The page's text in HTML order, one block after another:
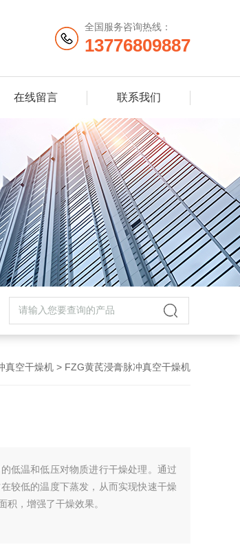
全国服务咨询热线：
13776809887
在线留言 联系我们
真空干燥机 > FZG黄芪浸膏脉冲真空干燥机
低温和低压对物质进行干燥处理。通过
较低的温度下蒸发，从而实现快速干燥
，增强了干燥效果。